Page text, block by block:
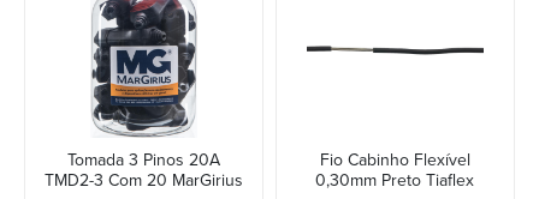
Tomada 3 Pinos 20A
TMD2-3 Com 20 MarGirius
Fio Cabinho Flexível
0,30mm Preto Tiaflex